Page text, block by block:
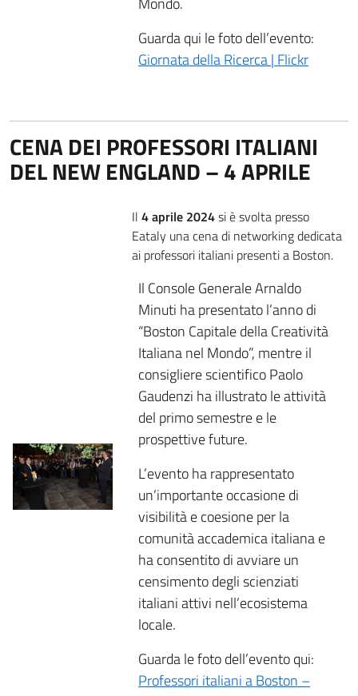
Guarda qui le foto dell’evento:
Giornata della Ricerca | Flickr
CENA DEI PROFESSORI ITALIANI
DEL NEW ENGLAND – 4 APRILE
Il 4 aprile 2024si è svolta presso
Eataly una cena di networking dedicata
ai professori italiani presenti a Boston.
Il Console Generale Arnaldo
Minuti ha presentato l’anno di
“Boston Capitale della Creatività
Italiana nel Mondo”, mentre il
consigliere scientifico Paolo
Gaudenzi ha illustrato le attività
del primo semestre e le
prospettive future.
L’evento ha rappresentato
un’importante occasione di
visibilità e coesione per la
comunità accademica italiana e
ha consentito di avviare un
censimento degli scienziati
italiani attivi nell’ecosistema
locale.
Guarda le foto dell’evento qui:
Professori italiani a Boston –